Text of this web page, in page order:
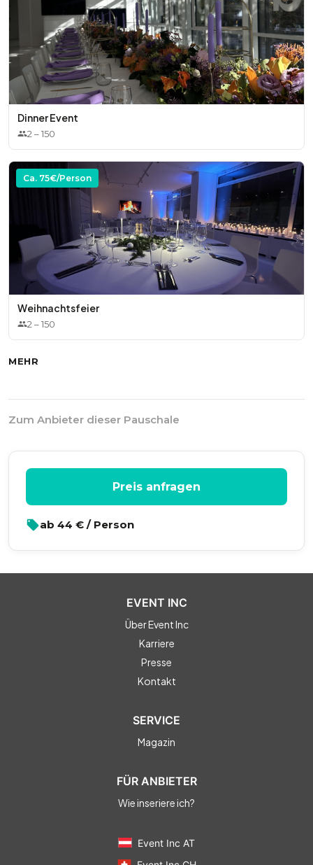
Dinner Event
2 –150
Ca. 75€/Person
Weihnachtsfeier
2–150
MEHR
Zum Anbieter dieser Pauschale
Preis anfragen
ab 44 € / Person
EVENT INC
Über Event Inc
Karriere
Presse
Kontakt
SERVICE
Magazin
FÜR ANBIETER
Wie inseriere ich?
Event Inc AT